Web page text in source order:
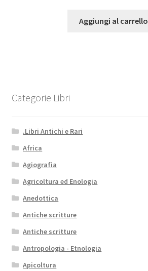
Aggiungi al carrello
Categorie Libri
.Libri Antichi e Rari
Africa
Agiografia
Agricoltura ed Enologia
Anedottica
Antiche scritture
Antiche scritture
Antropologia - Etnologia
Apicoltura